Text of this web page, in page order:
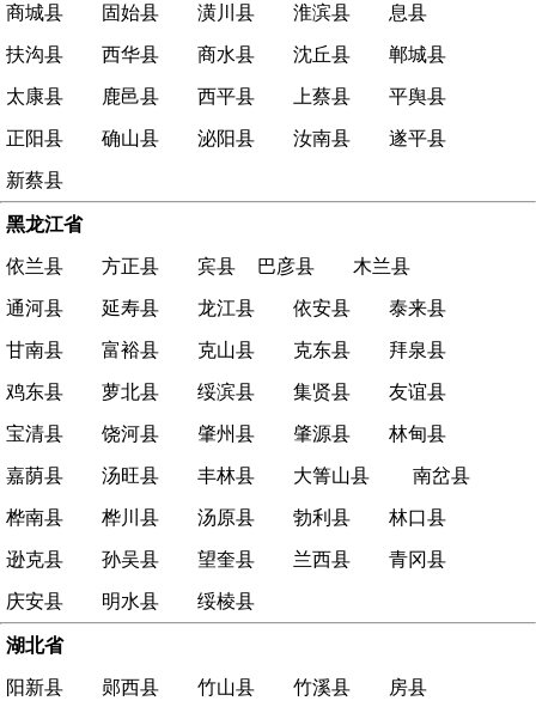
商城县 固始县 潢川县 淮滨县 息县
扶沟县 西华县 商水县 沈丘县 郸城县
太康县 鹿邑县 西平县 上蔡县 平舆县
正阳县 确山县 泌阳县 汝南县 遂平县
新蔡县
黑龙江省
依兰县 方正县 宾县 巴彦县 木兰县
通河县 延寿县 龙江县 依安县 泰来县
甘南县 富裕县 克山县 克东县 拜泉县
鸡东县 萝北县 绥滨县 集贤县 友谊县
宝清县 饶河县 肇州县 肇源县 林甸县
嘉荫县 汤旺县 丰林县 大箐山县 南岔县
桦南县 桦川县 汤原县 勃利县 林口县
逊克县 孙吴县 望奎县 兰西县 青冈县
庆安县 明水县 绥棱县
湖北省
阳新县 郧西县 竹山县 竹溪县 房县